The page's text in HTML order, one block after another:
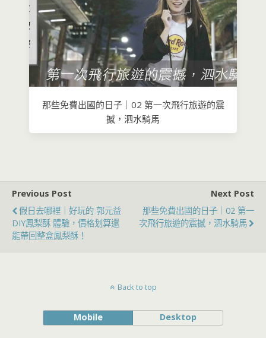
那些免費出國的日子｜02 第一次飛行旅遊的震
撼，泗水騎馬
Previous Post
假日去哪裡｜好玩的 郭元益
DIY鳳梨酥 體驗，價格划算還
能帶回整盒鳳梨酥！
Next Post
那些免費出國的日子｜02 第一
次飛行旅遊的震撼，泗水騎馬
Back to top
Mobile Desktop